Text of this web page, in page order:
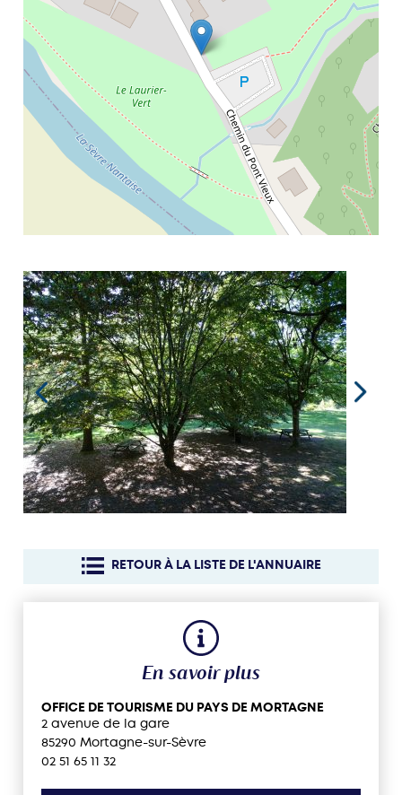
RETOUR À LA LISTE DE L'ANNUAIRE
En savoir plus
OFFICE DE TOURISME DU PAYS DE MORTAGNE
2 avenue de la gare
85290 Mortagne-sur-Sèvre
02 51 65 11 32